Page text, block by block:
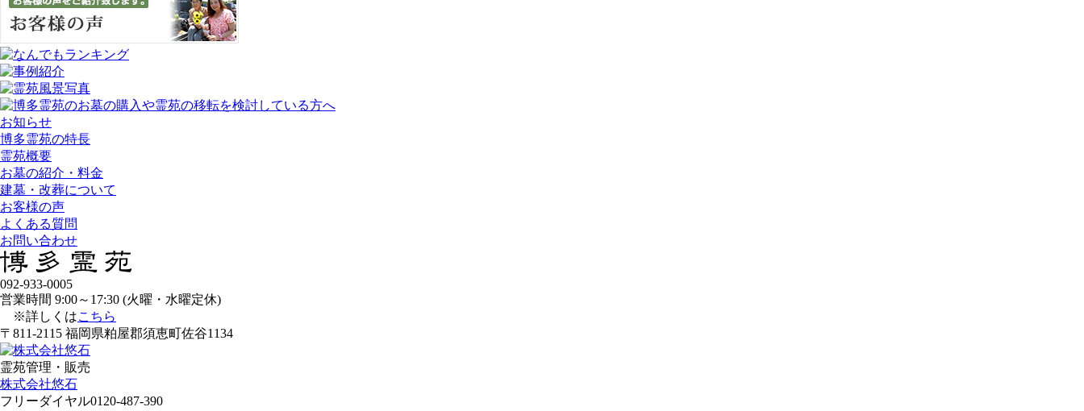
お知らせ
博多霊苑の特長
霊苑概要
お墓の紹介・料金
建墓・改葬について
お客様の声
よくある質問
お問い合わせ
092-933-0005
営業時間 9:00～17:30 (火曜・水曜定休)
※詳しくはこちら
〒811-2115 福岡県粕屋郡須恵町佐谷1134
霊苑管理・販売
株式会社悠石
フリーダイヤル0120-487-390